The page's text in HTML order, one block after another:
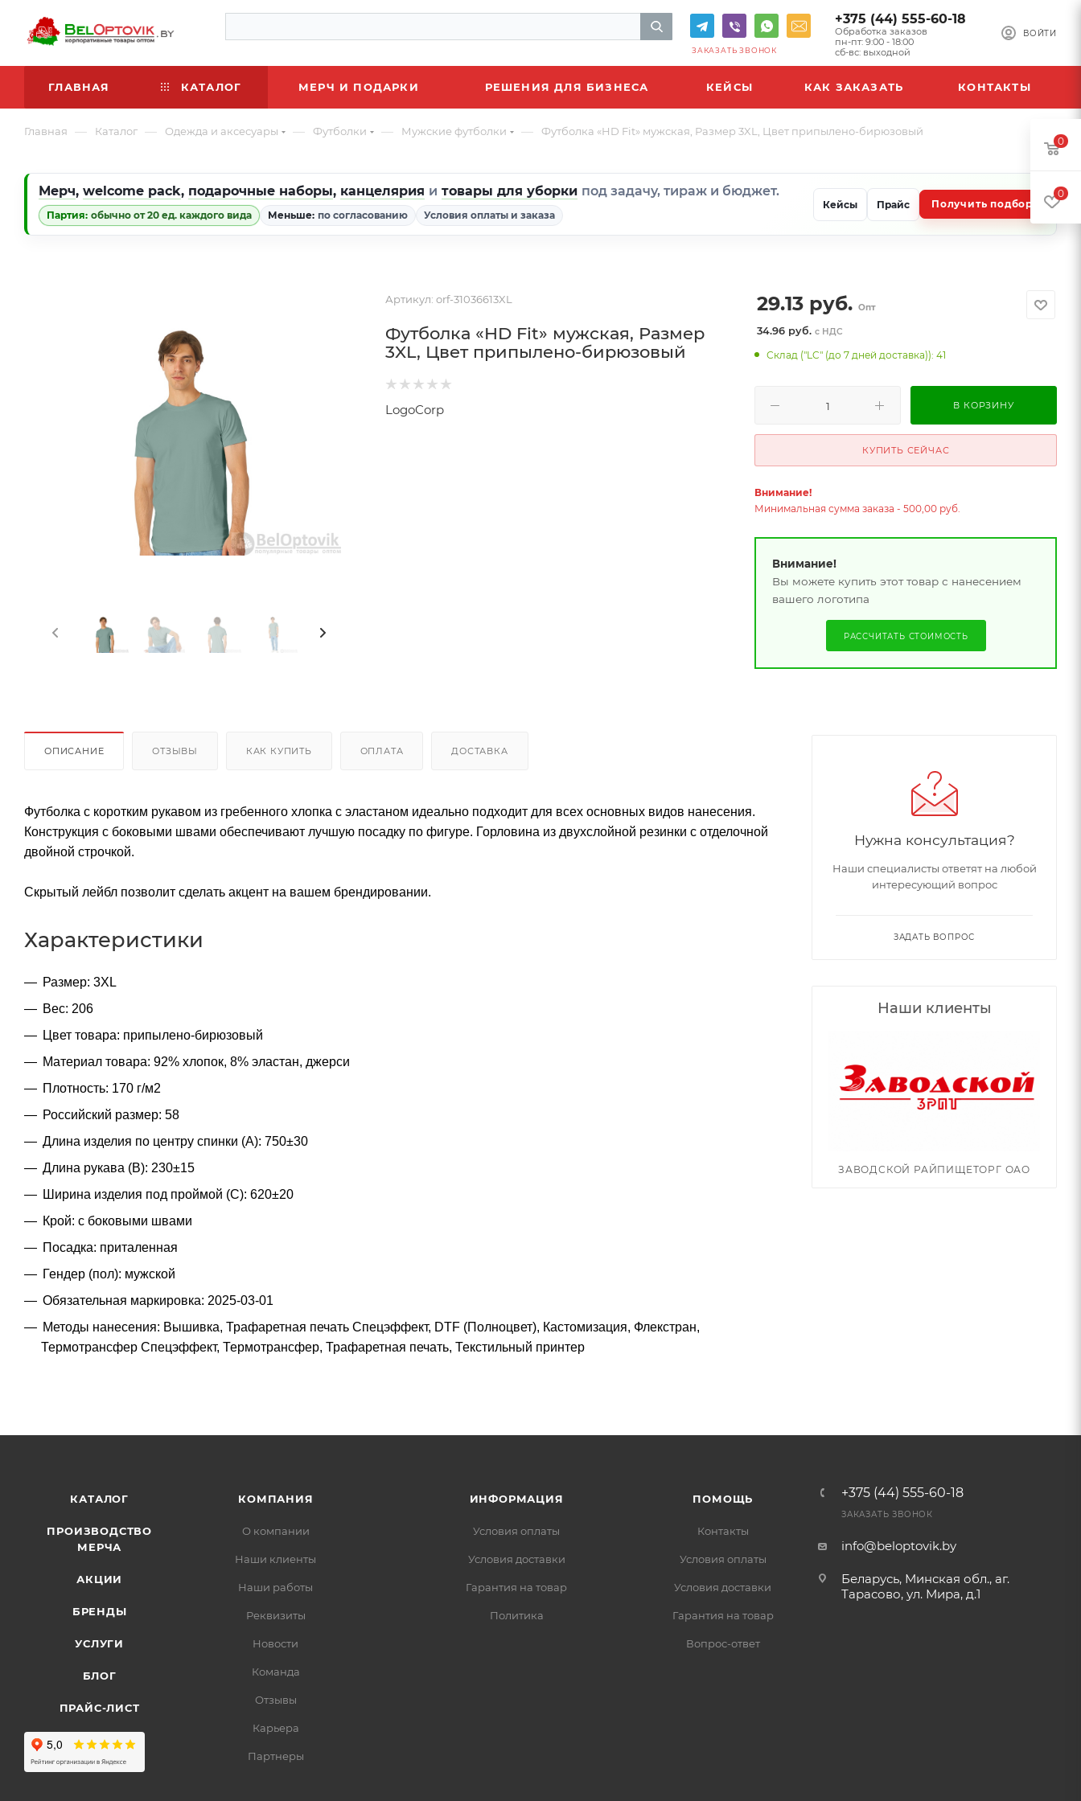
ВОЙТИ
+375 (44) 555-60-18
Обработка заказов
пн-пт: 9:00 - 18:00
сб-вс: выходной
ЗАКАЗАТЬ ЗВОНОК
ГЛАВНАЯ КАТАЛОГ МЕРЧ И ПОДАРКИ РЕШЕНИЯ ДЛЯ БИЗНЕСА КЕЙСЫ КАК ЗАКАЗАТЬ КОНТАКТЫ
Главная — Каталог — Одежда и аксесуары — Футболки — Мужские футболки — Футболка «HD Fit» мужская, Размер 3XL, Цвет припылено-бирюзовый
Мерч, welcome pack, подарочные наборы, канцелярия и товары для уборки под задачу, тираж и бюджет.
Партия: обычно от 20 ед. каждого вида Меньше: по согласованию Условия оплаты и заказа
Кейсы Прайс Получить подбор
Артикул: orf-31036613XL
Футболка «HD Fit» мужская, Размер
3XL, Цвет припылено-бирюзовый
LogoCorp
29.13 руб. Опт
34.96 руб.с НДС
Склад ("LC" (до 7 дней доставка)): 41
В КОРЗИНУ
КУПИТЬ СЕЙЧАС
Внимание!
Минимальная сумма заказа - 500,00 руб.
Внимание!
Вы можете купить этот товар с нанесением
вашего логотипа
РАССЧИТАТЬ СТОИМОСТЬ
ОПИСАНИЕ ОТЗЫВЫ КАК КУПИТЬ ОПЛАТА ДОСТАВКА
Футболка с коротким рукавом из гребенного хлопка с эластаном идеально подходит для всех основных видов нанесения.
Конструкция с боковыми швами обеспечивают лучшую посадку по фигуре. Горловина из двухслойной резинки с отделочной
двойной строчкой.
Скрытый лейбл позволит сделать акцент на вашем брендировании.
Характеристики
Размер: 3XL
Вес: 206
Цвет товара: припылено-бирюзовый
Материал товара: 92% хлопок, 8% эластан, джерси
Плотность: 170 г/м2
Российский размер: 58
Длина изделия по центру спинки (A): 750±30
Длина рукава (B): 230±15
Ширина изделия под проймой (С): 620±20
Крой: с боковыми швами
Посадка: приталенная
Гендер (пол): мужской
Обязательная маркировка: 2025-03-01
Методы нанесения: Вышивка, Трафаретная печать Спецэффект, DTF (Полноцвет), Кастомизация, Флекстран,
Термотрансфер Спецэффект, Термотрансфер, Трафаретная печать, Текстильный принтер
Нужна консультация?
Наши специалисты ответят на любой
интересующий вопрос
ЗАДАТЬ ВОПРОС
Наши клиенты
ЗАВОДСКОЙ РАЙПИЩЕТОРГ ОАО
КАТАЛОГ
ПРОИЗВОДСТВО
МЕРЧА
АКЦИИ
БРЕНДЫ
УСЛУГИ
БЛОГ
ПРАЙС-ЛИСТ
КОМПАНИЯ
О компании
Наши клиенты
Наши работы
Реквизиты
Новости
Команда
Отзывы
Карьера
Партнеры
ИНФОРМАЦИЯ
Условия оплаты
Условия доставки
Гарантия на товар
Политика
ПОМОЩЬ
Контакты
Условия оплаты
Условия доставки
Гарантия на товар
Вопрос-ответ
+375 (44) 555-60-18
ЗАКАЗАТЬ ЗВОНОК
info@beloptovik.by
Беларусь, Минская обл., аг.
Тарасово, ул. Мира, д.1
0
0